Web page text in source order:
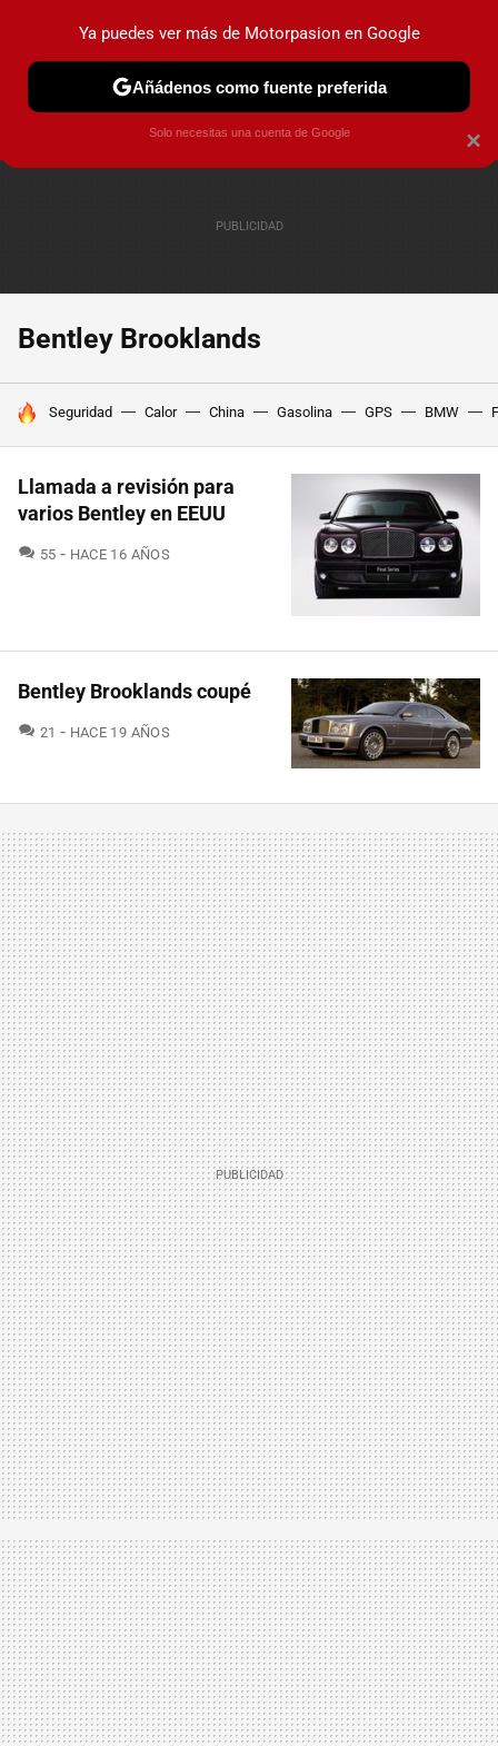
PRUEBAS COCHES ELÉCTRICOS OBSERVATORIO
Bentley Brooklands
HOY SE HABLA DE
Seguridad Calor China Gasolina GPS BMW
Llamada a revisión para
varios Bentley en EEUU
55 COMENTARIOS
HACE 16 AÑOS
Bentley Brooklands coupé
21 COMENTARIOS
HACE 19 AÑOS
×
Ya puedes ver más de Motorpasion en Google
Añádenos como fuente preferida
Solo necesitas una cuenta de Google